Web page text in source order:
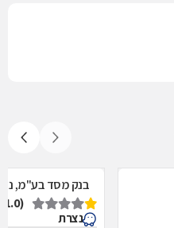
בנק מסד בע"מ,
(1.0)
נצרת